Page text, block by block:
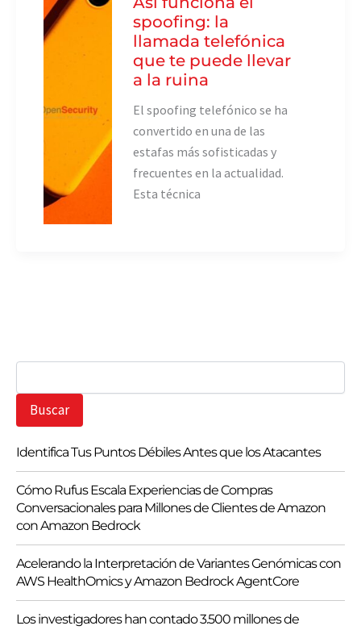
spoofing: la
llamada telefónica
que te puede llevar
a la ruina
El spoofing telefónico se ha
convertido en una de las
estafas más sofisticadas y
frecuentes en la actualidad.
Esta técnica
r
Buscar
Identifica Tus Puntos Débiles Antes que los Atacantes
Cómo Rufus Escala Experiencias de Compras
Conversacionales para Millones de Clientes de Amazon
con Amazon Bedrock
Acelerando la Interpretación de Variantes Genómicas con
AWS HealthOmics y Amazon Bedrock AgentCore
Los investigadores han contado 3.500 millones de